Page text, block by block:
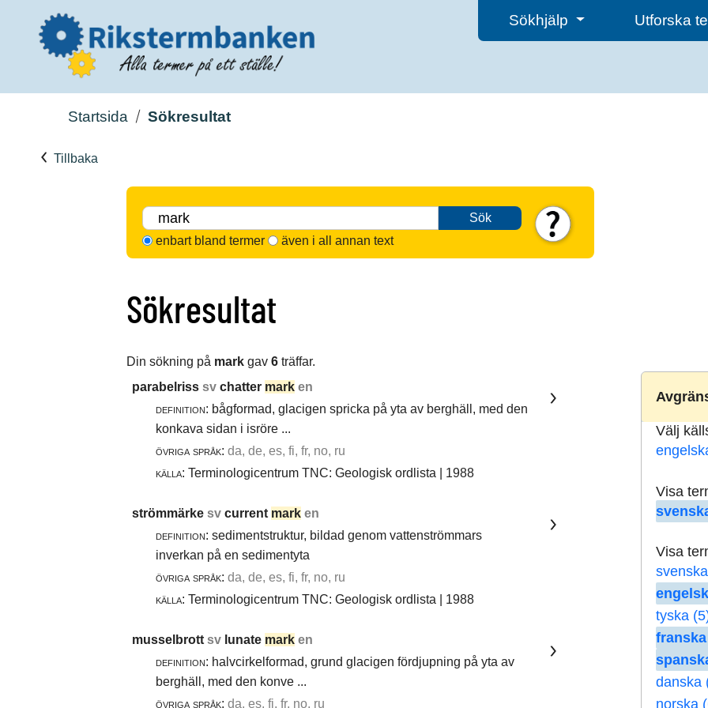
Sökhjälp Utforska
Startsida Sökresultat
Tillbaka
Sök
enbart bland termer
även i all annan text
Sökresultat
Din sökning på mark gav 6 träffar.
Välj
Visa
Visa
tyska
franska
danska
norska
parabelriss sv chatter mark en
definition: bågformad, glacigen spricka på yta av berghäll, med den
konkava sidan i isröre ...
övriga språk: da, de, es, fi, fr, no, ru
källa: Terminologicentrum TNC: Geologisk ordlista | 1988
strömmärke sv current mark en
definition: sedimentstruktur, bildad genom vattenströmmars
inverkan på en sedimentyta
övriga språk: da, de, es, fi, fr, no, ru
källa: Terminologicentrum TNC: Geologisk ordlista | 1988
musselbrott sv lunate mark en
definition: halvcirkelformad, grund glacigen fördjupning på yta av
berghäll, med den konve ...
övriga språk: da, es, fi, fr, no, ru